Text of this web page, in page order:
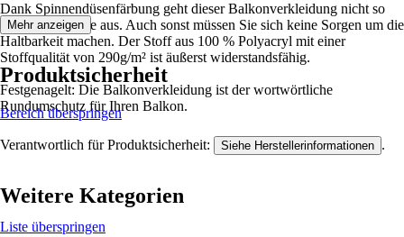
Dank Spinnendüsenfärbung geht dieser Balkonverkleidung nicht so
schnell die Farbe aus. Auch sonst müssen Sie sich keine Sorgen um die
Haltbarkeit machen. Der Stoff aus 100 % Polyacryl mit einer
Stoffqualität von 290g/m² ist äußerst widerstandsfähig.
Festgenagelt: Die Balkonverkleidung ist der wortwörtliche
Rundumschutz für Ihren Balkon.
Mehr anzeigen
Produktsicherheit
Bereich überspringen
Verantwortlich für Produktsicherheit: Siehe Herstellerinformationen .
Weitere Kategorien
Liste überspringen